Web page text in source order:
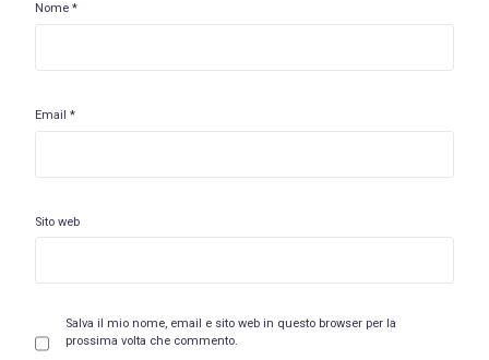
Nome*
Email*
Sito web
Salva il mio nome, email e sito web in questo browser per la
prossima volta che commento.